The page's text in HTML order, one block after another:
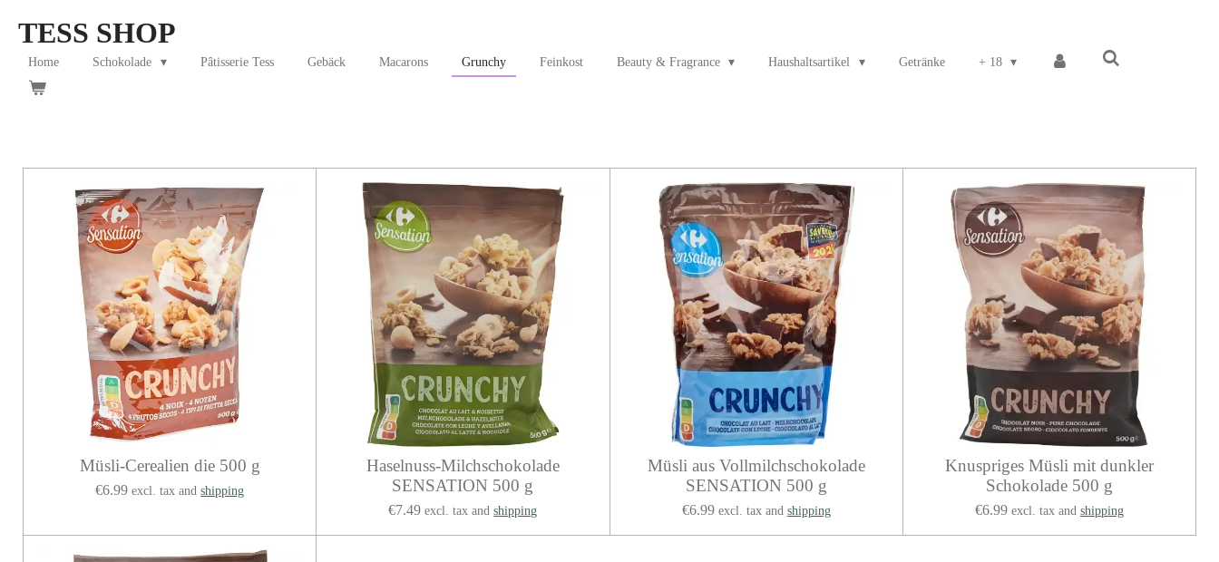
main
content
TESS SHOP
Home Schokolade Pâtisserie Tess Gebäck Macarons Grunchy Feinkost Beauty & Fragrance Haushaltsartikel Getränke + 18
Müsli-Cerealien die 500 g
€6.99 excl. tax andshipping
Haselnuss-Milchschokolade
SENSATION 500 g
€7.49 excl. tax andshipping
Müsli aus Vollmilchschokolade
SENSATION 500 g
€6.99 excl. tax and shipping
Knuspriges Müsli mit dunkler
Schokolade 500 g
€6.99 excl. tax and shipping